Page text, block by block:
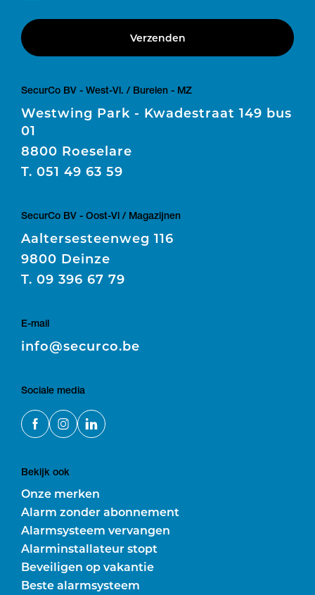
Verzenden
SecurCo BV - West-Vl. / Burelen - MZ
Westwing Park - Kwadestraat 149 bus
01
8800 Roeselare
T. 051 49 63 59
SecurCo BV - Oost-Vl / Magazijnen
Aaltersesteenweg 116
9800 Deinze
T. 09 396 67 79
E-mail
E
info@securco.be
Sociale media
Bekijk ook
Onze merken
Alarm zonder abonnement
Alarmsysteem vervangen
Alarminstallateur stopt
Beveiligen op vakantie
Beste alarmsysteem